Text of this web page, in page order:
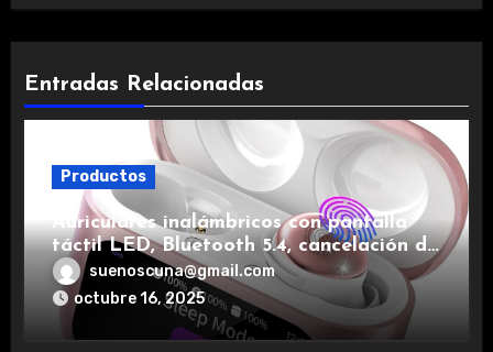
Entradas Relacionadas
Productos
Auriculares inalámbricos con pantalla
táctil LED, Bluetooth 5.4, cancelación de
ruido, impermeables y de larga duración.
suenoscuna@gmail.com
octubre 16, 2025